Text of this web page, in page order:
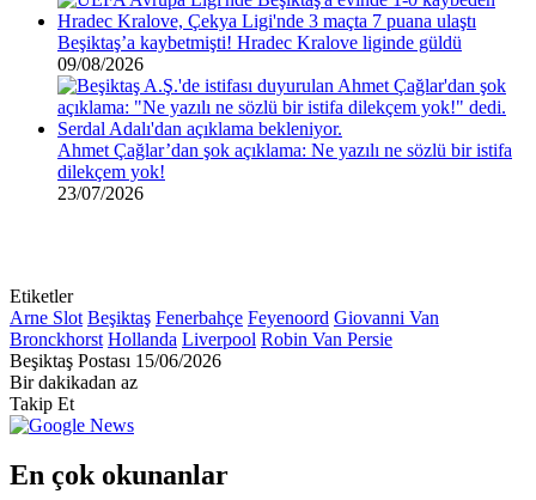
Beşiktaş’a kaybetmişti! Hradec Kralove liginde güldü
09/08/2026
Ahmet Çağlar’dan şok açıklama: Ne yazılı ne sözlü bir istifa
dilekçem yok!
23/07/2026
Etiketler
Arne Slot Beşiktaş Fenerbahçe Feyenoord Giovanni Van
Bronckhorst Hollanda Liverpool Robin Van Persie
Beşiktaş Postası Bir
e-
15/06/2026
Bir dakikadan az
Takip Et
En çok okunanlar